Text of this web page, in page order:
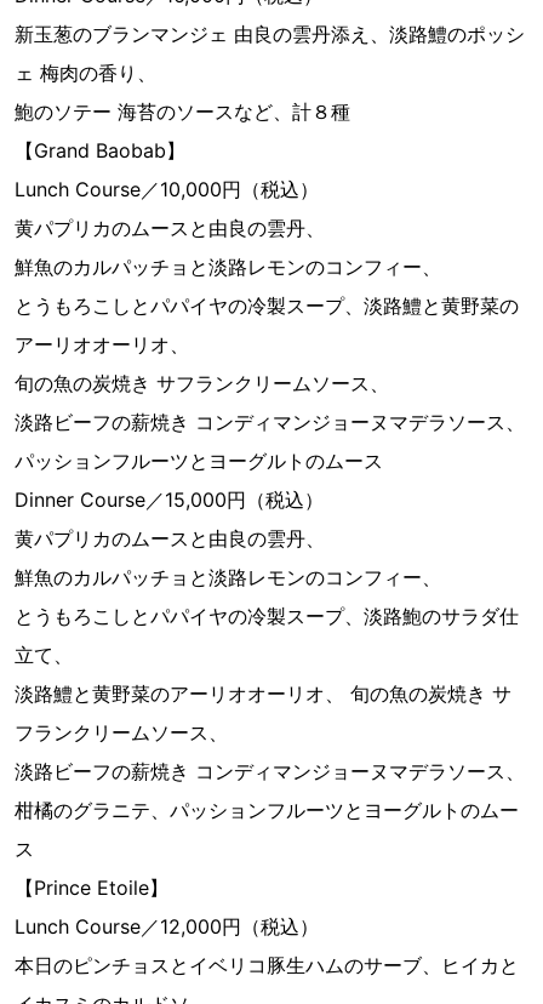
新玉葱のブランマンジェ 由良の雲丹添え、淡路鱧のポッシ
ェ 梅肉の香り、
鮑のソテー 海苔のソースなど、計８種
【Grand Baobab】
Lunch Course／10,000円（税込）
黄パプリカのムースと由良の雲丹、
鮮魚のカルパッチョと淡路レモンのコンフィー、
とうもろこしとパパイヤの冷製スープ、淡路鱧と黄野菜の
アーリオオーリオ、
旬の魚の炭焼き サフランクリームソース、
淡路ビーフの薪焼き コンディマンジョーヌマデラソース、
パッションフルーツとヨーグルトのムース
Dinner Course／15,000円（税込）
黄パプリカのムースと由良の雲丹、
鮮魚のカルパッチョと淡路レモンのコンフィー、
とうもろこしとパパイヤの冷製スープ、淡路鮑のサラダ仕
立て、
淡路鱧と黄野菜のアーリオオーリオ、 旬の魚の炭焼き サ
フランクリームソース、
淡路ビーフの薪焼き コンディマンジョーヌマデラソース、
柑橘のグラニテ、パッションフルーツとヨーグルトのムー
ス
【Prince Etoile】
Lunch Course／12,000円（税込）
本日のピンチョスとイベリコ豚生ハムのサーブ、ヒイカと